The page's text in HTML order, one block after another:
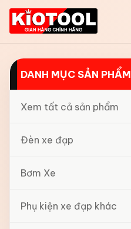
DANH MỤC SẢN PHẨM
Xem tất cả sản phẩm
Đèn xe đạp
Bơm Xe
Phụ kiện xe đạp khác